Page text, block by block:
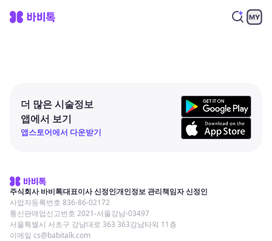
더 많은 시술정보
앱에서 보기
앱스토어에서 다운받기
주식회사 바비톡대표이사 신정인개인정보 관리책임자 신정인
사업자등록번호 836-86-02172
통신판매업신고번호 2021-서울강남-03497
서울특별시 서초구 강남대로 363 363강남타워 11층
이메일 cs@babitalk.com